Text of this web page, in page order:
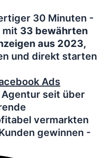
30 Minuten -
mit 33 bewährten
aus 2023,
und direkt starten
Ads
seit über
vermarkten
gewinnen -